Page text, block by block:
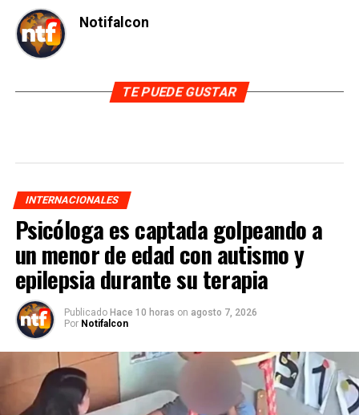
Notifalcon
TE PUEDE GUSTAR
INTERNACIONALES
Psicóloga es captada golpeando a
un menor de edad con autismo y
epilepsia durante su terapia
Publicado Hace 10 horas on agosto 7, 2026
Por Notifalcon